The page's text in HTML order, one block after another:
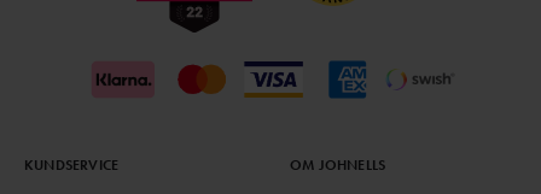
KUNDSERVICE OM JOHNELLS